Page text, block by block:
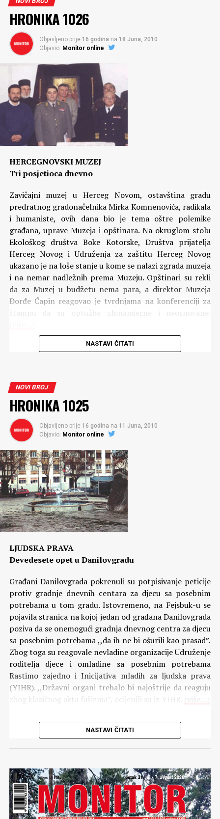
HRONIKA 1026
Objavljeno prije 16 godina na 18 Juna, 2010
Objavio: Monitor online
HERCEGNOVSKI MUZEJ
Tri posjetioca dnevno
Zavičajni muzej u Herceg Novom, ostavština gradu
predratnog gradonačelnika Mirka Komnenovića, radikala
i humaniste, ovih dana bio je tema oštre polemike
građana, uprave Muzeja i opštinara. Na okruglom stolu
Ekološkog društva Boke Kotorske, Društva prijatelja
Herceg Novog i Udruženja za zaštitu Herceg Novog
ukazano je na loše stanje u kome se nalazi zgrada muzeja
i na nemar nadležnih prema Muzeju. Opštinari su rekli
da za Muzej u budžetu nema para, a direktor Muzeja
Đorđe Ćapin reagovao je tvrdnjama na konferenciji za
štampu da su optužbe zlonamjerne i neosnovane.
NASTAVI ČITATI
NOVI BROJ
HRONIKA 1025
Objavljeno prije 16 godina na 11 Juna, 2010
Objavio: Monitor online
LJUDSKA PRAVA
Devedesete opet u Danilovgradu
Građani Danilovgrada pokrenuli su potpisivanje peticije
protiv gradnje dnevnih centara za djecu sa posebnim
potrebama u tom gradu. Istovremeno, na Fejsbuk-u se
pojavila stranica na kojoj jedan od građana Danilovgrada
poziva da se onemogući gradnja dnevnog centra za djecu
sa posebnim potrebama ,,da ih ne bi ošurili kao prasad”.
Zbog toga su reagovale nevladine organizacije Udruženje
roditelja djece i omladine sa posebnim potrebama
Rastimo zajedno i Inicijativa mladih za ljudska prava
(YIHR). ,,Državni organi trebalo bi najoštrije da reaguju
zbog klasičnog akta fašizma”, ocijenili su iz YIHR.
(više…)
Komentari
NASTAVI ČITATI